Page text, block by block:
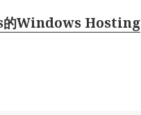
的Windows Hosting